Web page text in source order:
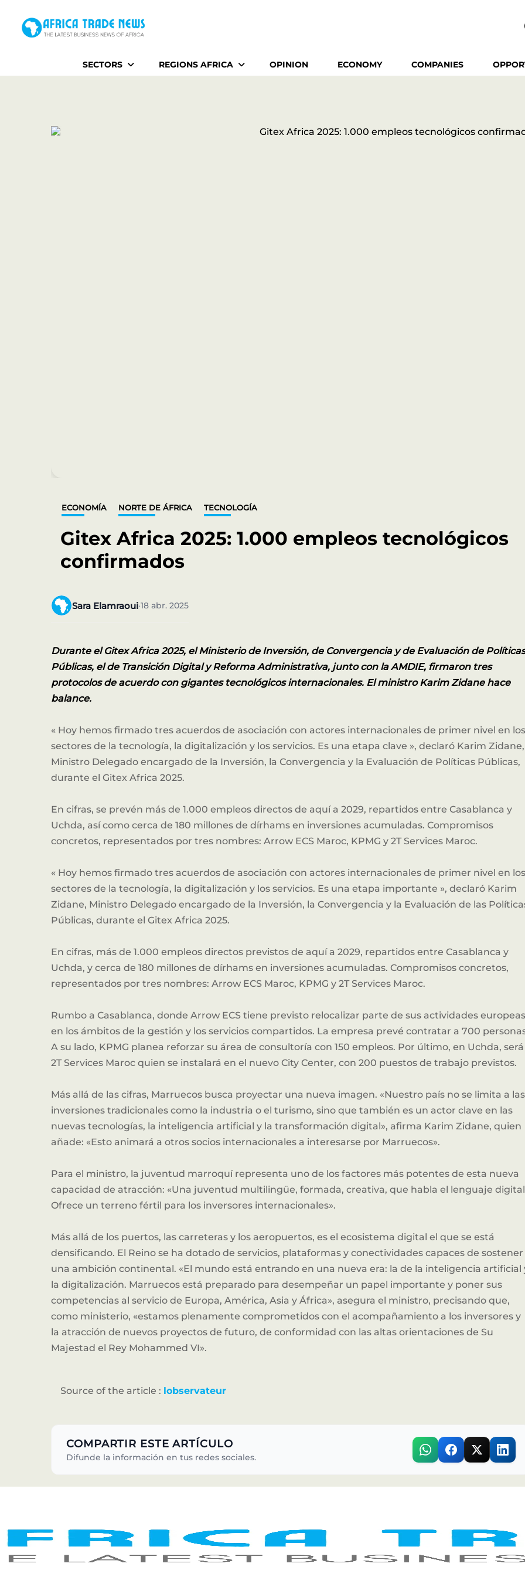
SECTORS REGIONS AFRICA OPINION ECONOMY COMPANIES
ECONOMÍA NORTE DE ÁFRICA TECNOLOGÍA
Gitex Africa 2025: 1.000 empleos tecnológicos
confirmados
Sara Elamraoui•18 abr. 2025
Durante el Gitex Africa 2025, el Ministerio de Inversión, de Convergencia y de Evaluación de
Públicas, el de Transición Digital y Reforma Administrativa, junto con la AMDIE, firmaron tres
protocolos de acuerdo con gigantes tecnológicos internacionales. El ministro Karim Zidane hace
balance.
« Hoy hemos firmado tres acuerdos de asociación con actores internacionales de primer nivel en
sectores de la tecnología, la digitalización y los servicios. Es una etapa clave », declaró Karim Zidane,
Ministro Delegado encargado de la Inversión, la Convergencia y la Evaluación de Políticas Públicas,
durante el Gitex Africa 2025.
En cifras, se prevén más de 1.000 empleos directos de aquí a 2029, repartidos entre Casablanca y
Uchda, así como cerca de 180 millones de dírhams en inversiones acumuladas. Compromisos
concretos, representados por tres nombres: Arrow ECS Maroc, KPMG y 2T Services Maroc.
« Hoy hemos firmado tres acuerdos de asociación con actores internacionales de primer nivel en
sectores de la tecnología, la digitalización y los servicios. Es una etapa importante », declaró Karim
Zidane, Ministro Delegado encargado de la Inversión, la Convergencia y la Evaluación de las
Públicas, durante el Gitex Africa 2025.
En cifras, más de 1.000 empleos directos previstos de aquí a 2029, repartidos entre Casablanca y
Uchda, y cerca de 180 millones de dírhams en inversiones acumuladas. Compromisos concretos,
representados por tres nombres: Arrow ECS Maroc, KPMG y 2T Services Maroc.
Rumbo a Casablanca, donde Arrow ECS tiene previsto relocalizar parte de sus actividades
en los ámbitos de la gestión y los servicios compartidos. La empresa prevé contratar a 700
A su lado, KPMG planea reforzar su área de consultoría con 150 empleos. Por último, en Uchda, será
2T Services Maroc quien se instalará en el nuevo City Center, con 200 puestos de trabajo previstos.
Más allá de las cifras, Marruecos busca proyectar una nueva imagen. «Nuestro país no se limita a las
inversiones tradicionales como la industria o el turismo, sino que también es un actor clave en las
nuevas tecnologías, la inteligencia artificial y la transformación digital», afirma Karim Zidane, quien
añade: «Esto animará a otros socios internacionales a interesarse por Marruecos».
Para el ministro, la juventud marroquí representa uno de los factores más potentes de esta nueva
capacidad de atracción: «Una juventud multilingüe, formada, creativa, que habla el lenguaje
Ofrece un terreno fértil para los inversores internacionales».
Más allá de los puertos, las carreteras y los aeropuertos, es el ecosistema digital el que se está
densificando. El Reino se ha dotado de servicios, plataformas y conectividades capaces de sostener
una ambición continental. «El mundo está entrando en una nueva era: la de la inteligencia artificial
la digitalización. Marruecos está preparado para desempeñar un papel importante y poner sus
competencias al servicio de Europa, América, Asia y África», asegura el ministro, precisando que,
como ministerio, «estamos plenamente comprometidos con el acompañamiento a los inversores y
la atracción de nuevos proyectos de futuro, de conformidad con las altas orientaciones de Su
Majestad el Rey Mohammed VI».
Source of the article : lobservateur
COMPARTIR ESTE ARTÍCULO
Difunde la información en tus redes sociales.